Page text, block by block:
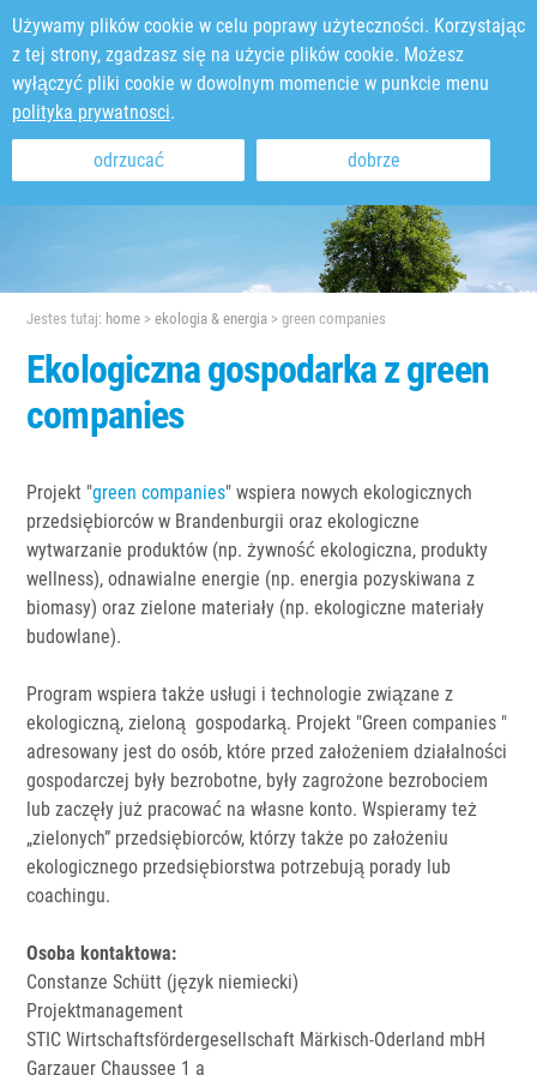
dobrze
odrzucać
Używamy plików cookie w celu poprawy użyteczności. Korzystając
z tej strony, zgadzasz się na użycie plików cookie. Możesz
wyłączyć pliki cookie w dowolnym momencie w punkcie menu
polityka prywatnosci.
Jestes tutaj: home >ekologia & energia >green companies
Ekologiczna gospodarka z green
companies
Projekt "green companies" wspiera nowych ekologicznych
przedsiębiorców w Brandenburgii oraz ekologiczne
wytwarzanie produktów (np. żywność ekologiczna, produkty
wellness), odnawialne energie (np. energia pozyskiwana z
biomasy) oraz zielone materiały (np. ekologiczne materiały
budowlane).
Program wspiera także usługi i technologie związane z
ekologiczną, zieloną gospodarką. Projekt "Green companies "
adresowany jest do osób, które przed założeniem działalności
gospodarczej były bezrobotne, były zagrożone bezrobociem
lub zaczęły już pracować na własne konto. Wspieramy też
„zielonych” przedsiębiorców, którzy także po założeniu
ekologicznego przedsiębiorstwa potrzebują porady lub
coachingu.
Osoba kontaktowa:
Constanze Schütt (język niemiecki)
Projektmanagement
STIC Wirtschaftsfördergesellschaft Märkisch-Oderland mbH
Garzauer Chaussee 1 a